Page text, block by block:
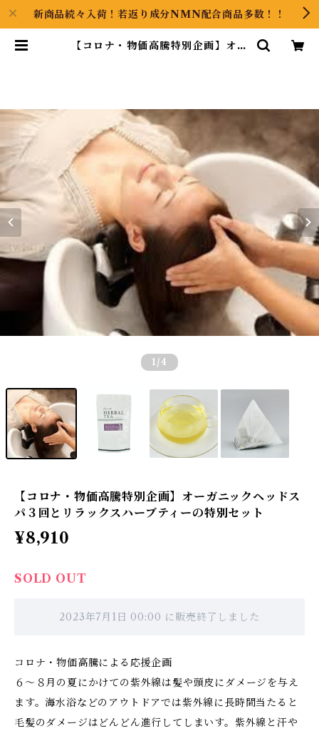
新商品続々入荷！若返り成分NMN配合商品多数！！
【コロナ・物価高騰特別企画】オー
1 /4
【コロナ・物価高騰特別企画】オーガニックヘッドス
パ３回とリラックスハーブティーの特別セット
¥8,910
SOLD OUT
2023年7月1日 00:00 に販売終了しました
コロナ・物価高騰による応援企画
６～８月の夏にかけての紫外線は髪や頭皮にダメージを与え
ます。海水浴などのアウトドアでは紫外線に長時間当たると
毛髪のダメージはどんどん進行してしまいす。紫外線と汗や